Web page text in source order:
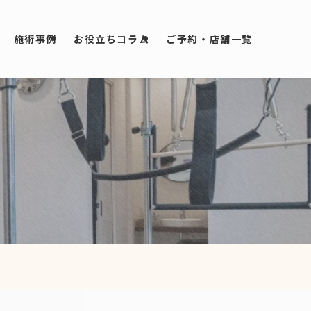
施術事例 お役立ちコラム ご予約・店舗一覧